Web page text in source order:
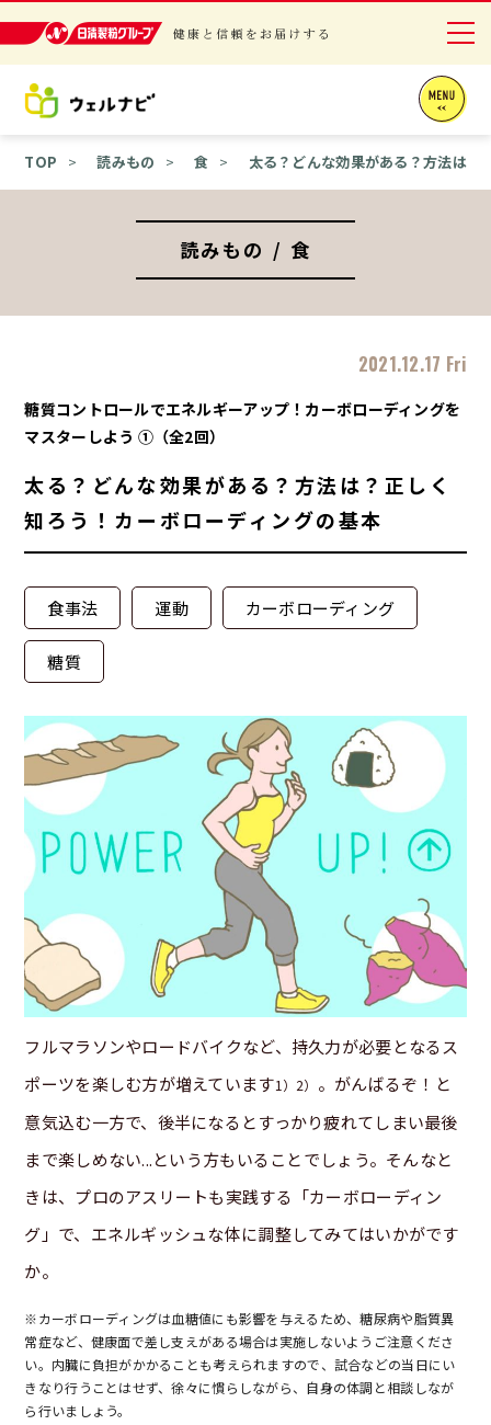
ニュースリリース
商品情報
English
TOP 読みもの 食 太る？どんな効果がある？方法は？
読みもの / 食
2021.12.17 Fri
糖質コントロールでエネルギーアップ！カーボローディングを
マスターしよう ①（全2回）
太る？どんな効果がある？方法は？正しく
知ろう！カーボローディングの基本
食事法 運動 カーボローディング
糖質
フルマラソンやロードバイクなど、持久力が必要となるス
ポーツを楽しむ方が増えています1）2） 。がんばるぞ！と
意気込む一方で、後半になるとすっかり疲れてしまい最後
まで楽しめない...という方もいることでしょう。そんなと
きは、プロのアスリートも実践する「カーボローディン
グ」で、エネルギッシュな体に調整してみてはいかがです
か。
※カーボローディングは血糖値にも影響を与えるため、糖尿病や脂質異
常症など、健康面で差し支えがある場合は実施しないようご注意くださ
い。内臓に負担がかかることも考えられますので、試合などの当日にい
きなり行うことはせず、徐々に慣らしながら、自身の体調と相談しなが
ら行いましょう。